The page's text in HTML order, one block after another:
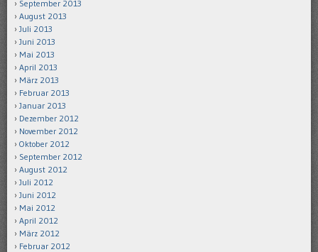
September 2013
August 2013
Juli 2013
Juni 2013
Mai 2013
April 2013
März 2013
Februar 2013
Januar 2013
Dezember 2012
November 2012
Oktober 2012
September 2012
August 2012
Juli 2012
Juni 2012
Mai 2012
April 2012
März 2012
Februar 2012